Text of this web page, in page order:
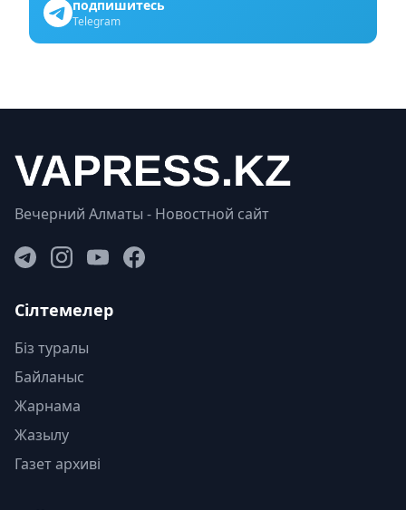
подпишитесь
Telegram
Вечерний Алматы - Новостной сайт
Сілтемелер
Біз туралы
Байланыс
Жарнама
Жазылу
Газет архиві